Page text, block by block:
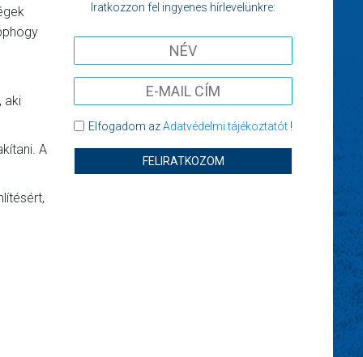
aki
A
Iratkozzon fel ingyenes hírlevelünkre:
Elfogadom azAdatvédelmi tájékoztatót!
FELIRATKOZOM